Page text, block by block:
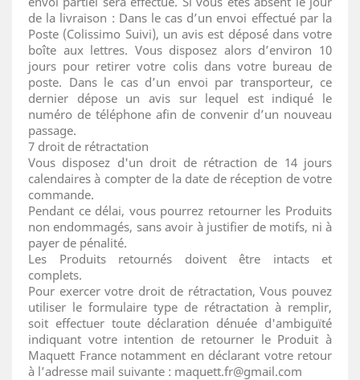
de la livraison : Dans le cas d’un envoi effectué par la
Poste (Colissimo Suivi), un avis est déposé dans votre
boîte aux lettres. Vous disposez alors d’environ 10
jours pour retirer votre colis dans votre bureau de
poste. Dans le cas d’un envoi par transporteur, ce
dernier dépose un avis sur lequel est indiqué le
numéro de téléphone afin de convenir d’un nouveau
passage.
7 droit de rétractation
Vous disposez d'un droit de rétraction de 14 jours
calendaires à compter de la date de réception de votre
commande.
Pendant ce délai, vous pourrez retourner les Produits
non endommagés, sans avoir à justifier de motifs, ni à
payer de pénalité.
Les Produits retournés doivent être intacts et
complets.
Pour exercer votre droit de rétractation, Vous pouvez
utiliser le formulaire type de rétractation à remplir,
soit effectuer toute déclaration dénuée d'ambiguïté
indiquant votre intention de retourner le Produit à
Maquett France notamment en déclarant votre retour
à l’adresse mail suivante : maquett.fr@gmail.com